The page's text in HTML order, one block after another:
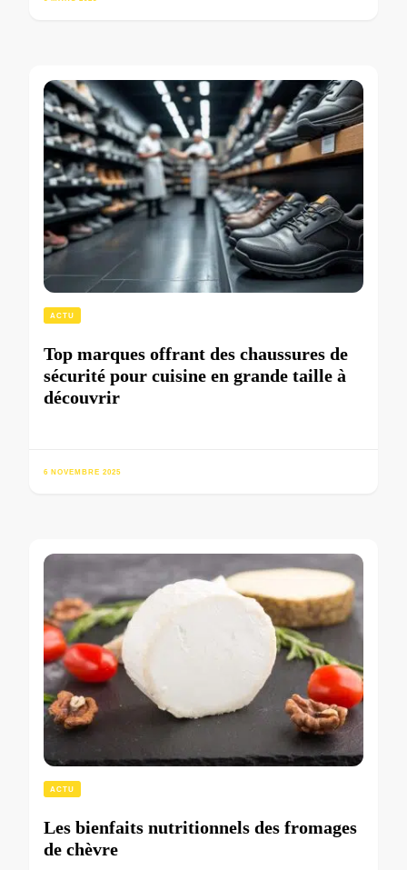
ACTU
Top marques offrant des chaussures de
sécurité pour cuisine en grande taille à
découvrir
6 NOVEMBRE 2025
ACTU
Les bienfaits nutritionnels des fromages
de chèvre